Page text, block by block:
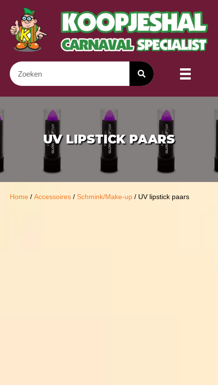
UV LIPSTICK PAARS
Home / Accessoires / Schmink/Make-up / UV lipstick paars